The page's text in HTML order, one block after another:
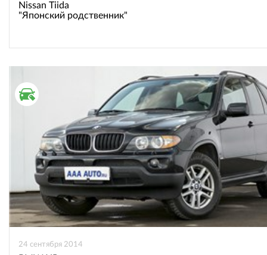
Nissan Tiida
"Японский родственник"
ВТОРИЧНЫЙ РЫНОК
24 сентября 2014